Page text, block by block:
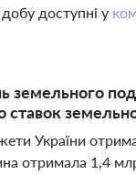
доступні у
України
отримала 1,4